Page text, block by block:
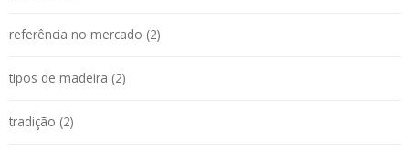
referência no mercado (2)
tipos de madeira (2)
tradição (2)